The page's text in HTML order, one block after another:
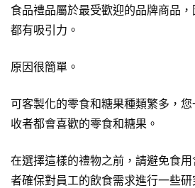
食品禮品屬於最受歡迎的品牌商品
都有吸引力。
原因很簡單。
可客製化的零食和糖果種類繁多，
收者都會喜歡的零食和糖果。
在選擇這樣的禮物之前，請避免食
者確保對員工的飲食需求進行一些研